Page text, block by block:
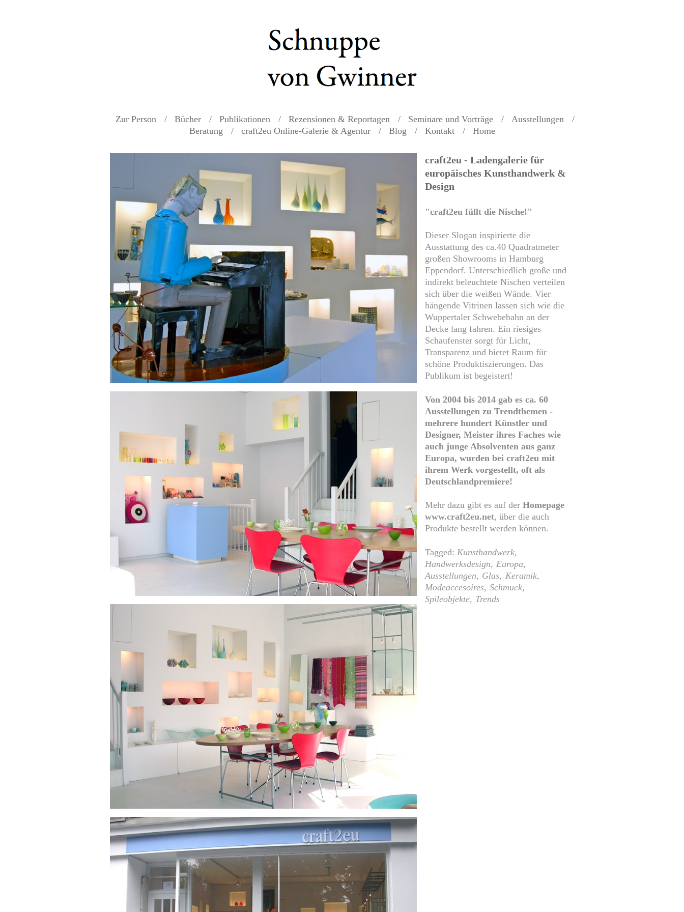
Zur Person Bücher Publikationen Rezensionen & Reportagen Seminare und Vorträge
Ausstellungen
Beratung
craft2eu Online-Galerie & Agentur Blog Kontakt Home
craft2eu - Ladengalerie für
europäisches Kunsthandwerk &
Design
"craft2eu füllt die Nische!"
Dieser Slogan inspirierte die
Ausstattung des ca.40 Quadratmeter
großen Showrooms in Hamburg
Eppendorf. Unterschiedlich große und
indirekt beleuchtete Nischen verteilen
sich über die weißen Wände. Vier
hängende Vitrinen lassen sich wie die
Wuppertaler Schwebebahn an der
Decke lang fahren. Ein riesiges
Schaufenster sorgt für Licht,
Transparenz und bietet Raum für
schöne Produktiszierungen. Das
Publikum ist begeistert!
Von 2004 bis 2014 gab es ca. 60
Ausstellungen zu Trendthemen -
mehrere hundert Künstler und
Designer, Meister ihres Faches wie
auch junge Absolventen aus ganz
Europa, wurden bei craft2eu mit
ihrem Werk vorgestellt, oft als
Deutschlandpremiere!
Mehr dazu gibt es auf der Homepage
www.craft2eu.net, über die auch
Produkte bestellt werden können.
Tagged: Kunsthandwerk
Handwerksdesign
Europa
Ausstellungen
Glas
Keramik
Modeaccesoires Schmuck
Spileobjekte
Trends